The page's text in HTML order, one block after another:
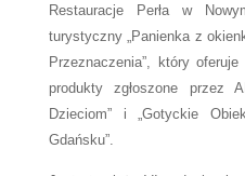
Restauracje Perła w
turystyczny „Panienka z
Przeznaczenia”, który
produkty zgłoszone przez
Dzieciom” i „Gotyckie
Gdańsku”.